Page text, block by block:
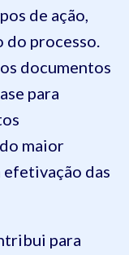
de ação,
do processo.
documentos
para
maior
efetivação das
para